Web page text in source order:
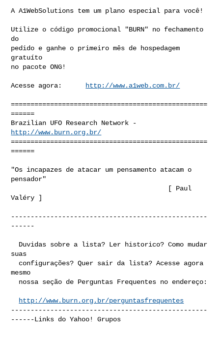
A A1WebSolutions tem um plano especial para você!
Utilize o código promocional "BURN" no fechamento
do
pedido e ganhe o primeiro mês de hospedagem
gratuíto
no pacote ONG!
Acesse agora: http://www.a1web.com.br/
==================================================
======
http://www.burn.org.br/
==================================================
======
"Os incapazes de atacar um pensamento atacam o
pensador"
[ Paul
Valéry ]
--------------------------------------------------
------
Duvidas sobre a lista? Ler historico? Como mudar
suas
configurações? Quer sair da lista? Acesse agora
mesmo
nossa seção de Perguntas Frequentes no endereço:
http://www.burn.org.br/perguntasfrequentes
--------------------------------------------------
------Links do Yahoo! Grupos